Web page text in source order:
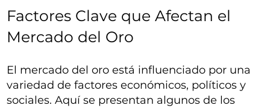
Factores Clave que Afectan el
Mercado del Oro
El mercado del oro está influenciado por una
variedad de factores económicos, políticos y
sociales. Aquí se presentan algunos de los